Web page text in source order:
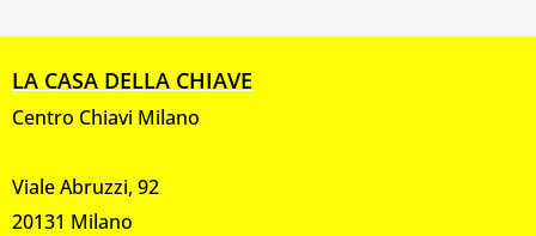
LA CASA DELLA CHIAVE
Centro Chiavi Milano
Viale Abruzzi, 92
20131 Milano